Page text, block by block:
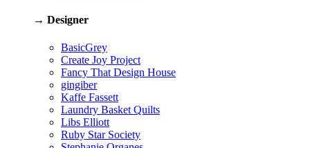
→ Designer
BasicGrey
Create Joy Project
Fancy That Design House
gingiber
Kaffe Fassett
Laundry Basket Quilts
Libs Elliott
Ruby Star Society